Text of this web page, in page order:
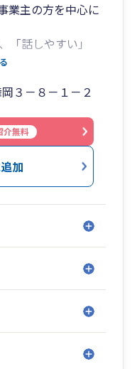
財務体質の会社創
「単なる数字の羅
成長戦略の設定を
ド支援
業主の方を中心に
「話しやすい」
だくことが多いで
ら成長途中（年
ご相談が多く、
方からもご相談い
がけています。
ながら、後ろから
と思っています。
ルを活用し、負担
す。
収書や資料は写真
３－８－１－２
介無料
加